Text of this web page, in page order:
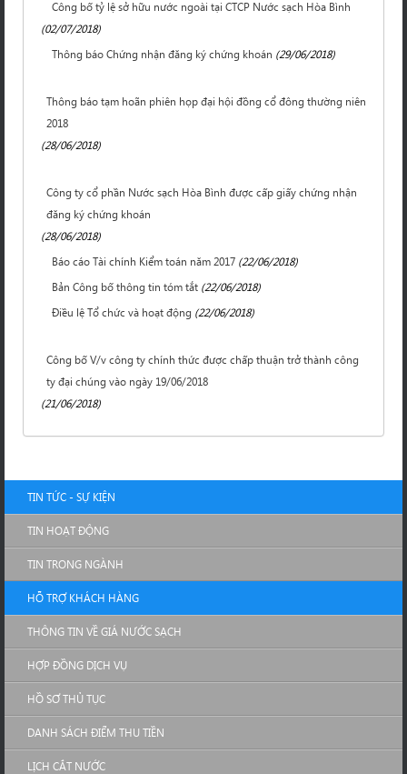
Công bố tỷ lệ sở hữu nước ngoài tại CTCP Nước sạch Hòa Bình
(02/07/2018)
Thông báo Chứng nhận đăng ký chứng khoán (29/06/2018)
Thông báo tạm hoãn phiên họp đại hội đồng cổ đông thường niên
2018
(28/06/2018)
Công ty cổ phần Nước sạch Hòa Bình được cấp giấy chứng nhận
đăng ký chứng khoán
(28/06/2018)
Báo cáo Tài chính Kiểm toán năm 2017 (22/06/2018)
Bản Công bố thông tin tóm tắt (22/06/2018)
Điều lệ Tổ chức và hoạt động (22/06/2018)
Công bố V/v công ty chính thức được chấp thuận trở thành công
ty đại chúng vào ngày 19/06/2018
(21/06/2018)
TIN TỨC - SỰ KIỆN
TIN HOẠT ĐỘNG
TIN TRONG NGÀNH
HỖ TRỢ KHÁCH HÀNG
THÔNG TIN VỀ GIÁ NƯỚC SẠCH
HỢP ĐỒNG DỊCH VỤ
HỒ SƠ THỦ TỤC
DANH SÁCH ĐIỂM THU TIỀN
LỊCH CẮT NƯỚC